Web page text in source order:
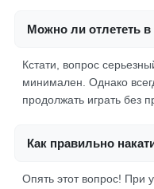
Можно ли отлететь
Кстати, вопрос
минимален. Однако
продолжать играть без
Как правильно
Опять этот вопрос! При